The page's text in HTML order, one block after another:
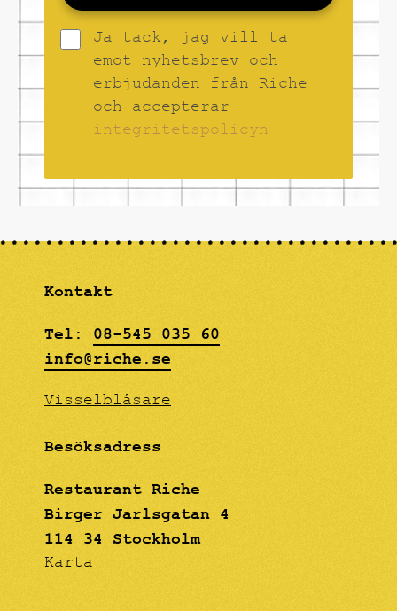
Ja tack, jag vill ta
emot nyhetsbrev och
erbjudanden från Riche
och accepterar
integritetspolicyn
Kontakt
Tel: 08-545 035 60
info@riche.se
Visselblåsare
Besöksadress
Restaurant Riche
Birger Jarlsgatan 4
114 34 Stockholm
Karta